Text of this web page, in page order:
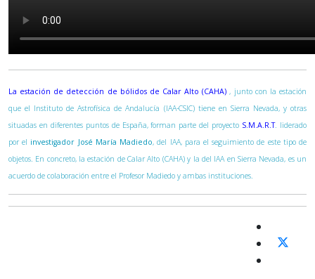
La estación de detección de bólidos de Calar Alto (CAHA) , junto con la estación
que el Instituto de Astrofísica de Andalucía (IAA-CSIC) tiene en Sierra Nevada, y otras
situadas en diferentes puntos de España, forman parte del proyecto S.M.A.R.T. liderado
por el investigador José María Madiedo, del IAA, para el seguimiento de este tipo de
objetos. En concreto, la estación de Calar Alto (CAHA) y la del IAA en Sierra Nevada, es un
acuerdo de colaboración entre el Profesor Madiedo y ambas instituciones.